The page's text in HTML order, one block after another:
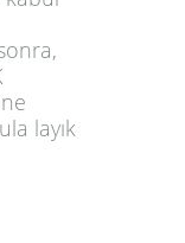
layık